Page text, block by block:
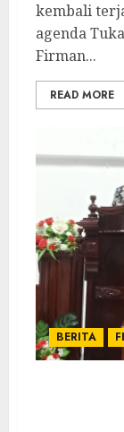
kembali
agenda
Firman...
READ MORE
BERITA